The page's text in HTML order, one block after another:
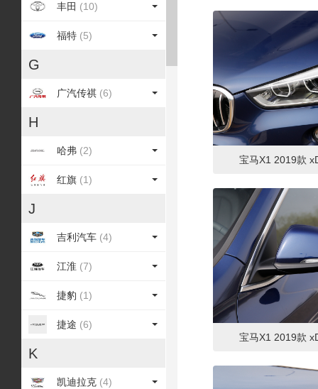
丰田 (10)
福特 (5)
G
广汽传祺 (6)
H
哈弗 (2)
红旗 (1)
J
吉利汽车 (4)
江淮 (7)
捷豹 (1)
捷途 (6)
K
凯迪拉克 (4)
宝马X1 2019款
宝马X1 2019款